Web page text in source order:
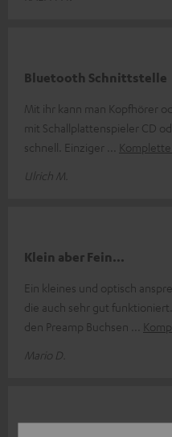
Bluetooth Schnittstelle
Mit ihr kann man Kopfhörer
mit Schallplattenspieler CD
schnell. Einziger
Ulrich M.
Klein aber Fein...
Ein kleines und optisch
die auch sehr gut
den Preamp Buchsen
Mario D.